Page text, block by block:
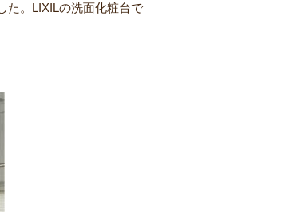
た。LIXILの洗面化粧台で